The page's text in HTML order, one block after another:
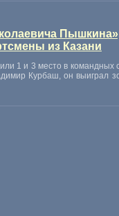
из Казани
1 и 3 место в командных
Курбаш, он выиграл